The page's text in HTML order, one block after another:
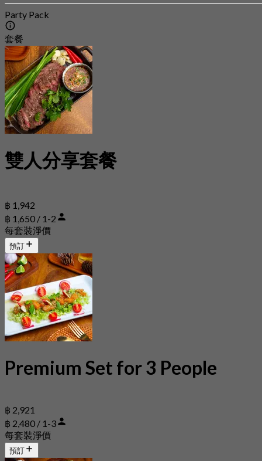
Party Pack
套餐
雙人分享套餐
฿ 1,942
฿ 1,650 / 1-2
每套裝淨價
預訂
Premium Set for 3 People
฿ 2,921
฿ 2,480 / 1-3
每套裝淨價
預訂